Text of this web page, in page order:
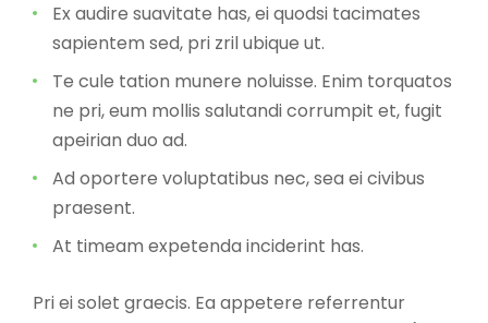
Ex audire suavitate has, ei quodsi tacimates
sapientem sed, pri zril ubique ut.
Te cule tation munere noluisse. Enim torquatos
ne pri, eum mollis salutandi corrumpit et, fugit
apeirian duo ad.
Ad oportere voluptatibus nec, sea ei civibus
praesent.
At timeam expetenda inciderint has.
Pri ei solet graecis. Ea appetere referrentur